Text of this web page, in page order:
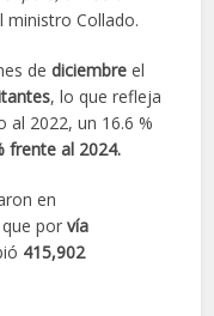
ministro Collado.
dediciembre el
, lo que refleja
al 2022, un 16.6 %
frente al 2024.
en
que porvía
415,902